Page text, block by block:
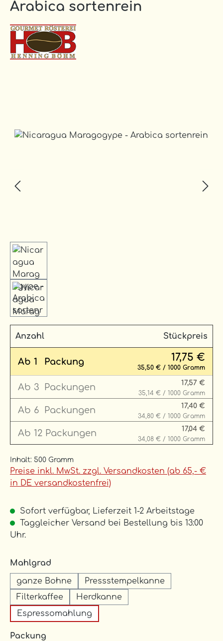
Arabica sortenrein
Anzahl Stückpreis
Ab 1 Packung 17,75 €
35,50 € / 1000 Gramm
Ab 3 Packungen 17,57 €
35,14 € / 1000 Gramm
Ab 6 Packungen 17,40 €
34,80 € / 1000 Gramm
Ab 12 Packungen 17,04 €
34,08 € / 1000 Gramm
Inhalt: 500 Gramm
Preise inkl. MwSt. zzgl. Versandkosten (ab 65,- €
in DE versandkostenfrei)
Sofort verfügbar, Lieferzeit 1-2 Arbeitstage
Taggleicher Versand bei Bestellung bis 13:00
Uhr.
Mahlgrad
ganze Bohne
Pressstempelkanne
Filterkaffee
Herdkanne
Espressomahlung
Packung